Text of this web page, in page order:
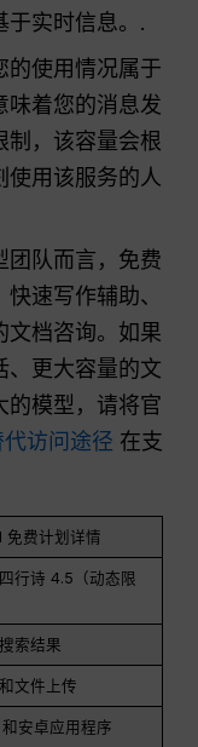
于实时信息。.
的使用情况属于
味着您的消息发
制，该容量会根
使用该服务的人
团队而言，免费
速写作辅助、
文档咨询。如果
、更大容量的文
的模型，请将官
访问途径 在支
免费计划详情
行诗 4.5（动态限
索结果
文件上传
安卓应用程序